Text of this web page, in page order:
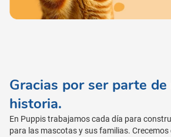
Gracias por ser parte
historia.
En Puppis trabajamos cada día para
para las mascotas y sus familias.